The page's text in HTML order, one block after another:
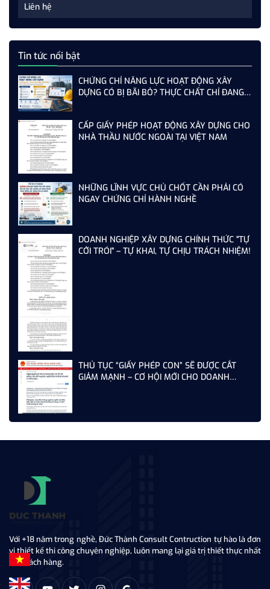
Liên hệ
Tin tức nổi bật
CHỨNG CHỈ NĂNG LỰC HOẠT ĐỘNG XÂY
DỰNG CÓ BỊ BÃI BỎ? THỰC CHẤT CHỈ ĐANG
CẤP GIẤY PHÉP HOẠT ĐỘNG XÂY DỰNG CHO
NHÀ THẦU NƯỚC NGOÀI TẠI VIỆT NAM
NHỮNG LĨNH VỰC CHỦ CHỐT CẦN PHẢI CÓ
NGAY CHỨNG CHỈ HÀNH NGHỀ
DOANH NGHIỆP XÂY DỰNG CHÍNH THỨC "TỰ
CỞI TRÓI" – TỰ KHAI, TỰ CHỊU TRÁCH NHIỆM!
THỦ TỤC “GIẤY PHÉP CON” SẼ ĐƯỢC CẮT
GIẢM MẠNH – CƠ HỘI MỚI CHO DOANH
Với +18 năm trong nghề, Đức Thành Consult Contruction tự hào là đơn
vị thiết kế thi công chuyên nghiệp, luôn mang lại giá trị thiết thực nhất
tới khách hàng.